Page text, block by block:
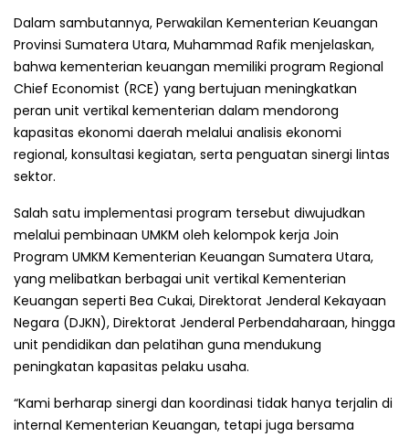
Dalam sambutannya, Perwakilan Kementerian Keuangan
Provinsi Sumatera Utara, Muhammad Rafik menjelaskan,
bahwa kementerian keuangan memiliki program Regional
Chief Economist (RCE) yang bertujuan meningkatkan
peran unit vertikal kementerian dalam mendorong
kapasitas ekonomi daerah melalui analisis ekonomi
regional, konsultasi kegiatan, serta penguatan sinergi lintas
sektor.
Salah satu implementasi program tersebut diwujudkan
melalui pembinaan UMKM oleh kelompok kerja Join
Program UMKM Kementerian Keuangan Sumatera Utara,
yang melibatkan berbagai unit vertikal Kementerian
Keuangan seperti Bea Cukai, Direktorat Jenderal Kekayaan
Negara (DJKN), Direktorat Jenderal Perbendaharaan, hingga
unit pendidikan dan pelatihan guna mendukung
peningkatan kapasitas pelaku usaha.
“Kami berharap sinergi dan koordinasi tidak hanya terjalin di
internal Kementerian Keuangan, tetapi juga bersama